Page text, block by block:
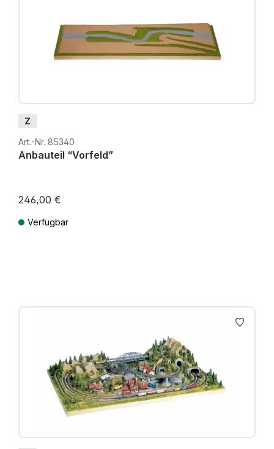
Z
Art.-Nr. 85340
Anbauteil “Vorfeld”
246,00 €
Verfügbar